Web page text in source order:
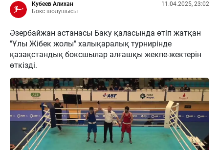
Кубеев Алихан
Бокс шолушысы
11.04.2025, 23:02
Әзербайжан астанасы Баку қаласында өтіп жатқан
"Ұлы Жібек жолы" халықаралық турнирінде
қазақстандық боксшылар алғашқы жекпе-жектерін
өткізді.